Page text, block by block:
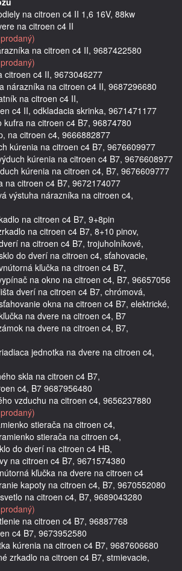
na citroen c4 II 1,6 16V, 88kw
na citroen c4 II
na citroen c4 II, 9687422580
citroen c4 II, 9673046277
nárazníka na citroen c4 II, 9687296680
na citroen c4 II,
c4 II, odkladacia skrinka, 9671471177
kufra na citroen c4 B7, 96874780
na citroen c4, 9666882877
kúrenia na citroen c4 B7, 9676609977
kúrenia na citroen c4 B7, 9676608977
kúrenia na citroen c4, B7, 9676609777
na citroen c4 B7, 9672174077
výstuha nárazníka na citroen c4,
na citroen c4 B7, 9+8pin
na citroen c4 B7, 8+10 pinov,
na citroen c4 B7, trojuholníkové,
do dverí na citroen c4, sťahovacie,
kľučka na citroen c4 B7,
na okno na citroen c4, B7, 96657056
dverí na citroen c4 B7, chrómová,
okna na citroen c4 B7, elektrické,
na dvere na citroen c4, B7
na dvere na citroen c4, B7,
jednotka na dvere na citroen c4,
skla na citroen c4 B7,
c4, B7 9687956480
vzduchu na citroen c4, 9656237880
stierača na citroen c4,
stierača na citroen c4,
do dverí na citroen c4 HB,
na citroen c4 B7, 9671574380
kľučka na dvere na citroen c4
kapoty na citroen c4, B7, 9670552080
na citroen c4, B7, 9689043280
na citroen c4 B7, 96887768
c4 B7, 9673952580
kúrenia na citroen c4 B7, 9687606680
zrkadlo na citroen c4 B7, stmievacie,